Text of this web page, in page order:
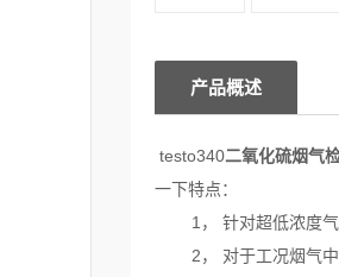
产品概述
testo340二氧化硫烟气
一下特点：
1， 针对超低浓度
2， 对于工况烟气